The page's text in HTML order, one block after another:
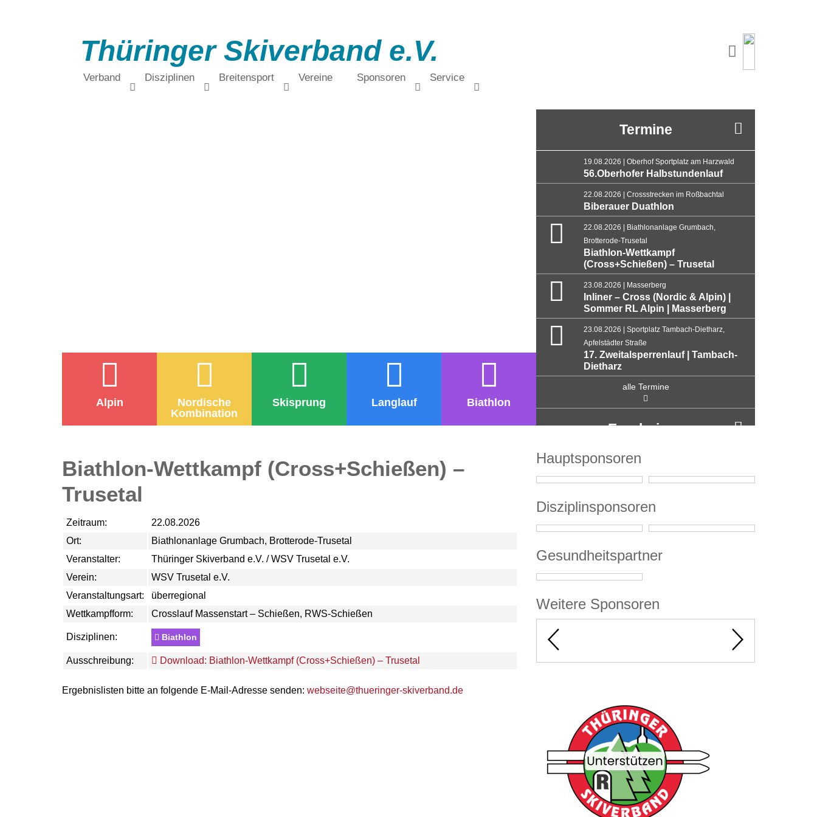
Thüringer Skiverband e.V.
Verband Disziplinen Breitensport Vereine Sponsoren Service
Alpin
Nordische
Kombination
Skisprung Langlauf Biathlon
Termine
19.08.2026 | Oberhof Sportplatz am Harzwald
56.Oberhofer Halbstundenlauf
22.08.2026 | Crossstrecken im Roßbachtal
Biberauer Duathlon
22.08.2026 | Biathlonanlage Grumbach,
Brotterode-Trusetal
Biathlon-Wettkampf
(Cross+Schießen) – Trusetal
23.08.2026 | Masserberg
Inliner – Cross (Nordic & Alpin) |
Sommer RL Alpin | Masserberg
23.08.2026 | Sportplatz Tambach-Dietharz,
Apfelstädter Straße
17. Zweitalsperrenlauf | Tambach-
Dietharz
alle Termine
Ergebnisse
Biathlon-Wettkampf (Cross+Schießen) –
Trusetal
Zeitraum:
22.08.2026
Ort:
Biathlonanlage Grumbach, Brotterode-Trusetal
Veranstalter:
Thüringer Skiverband e.V. / WSV Trusetal e.V.
Verein:
WSV Trusetal e.V.
Veranstaltungsart:
überregional
Wettkampfform:
Crosslauf Massenstart – Schießen, RWS-Schießen
Disziplinen: Biathlon
Ausschreibung: Download: Biathlon-Wettkampf (Cross+Schießen) – Trusetal
Ergebnislisten bitte an folgende E-Mail-Adresse senden: webseite@thueringer-skiverband.de
Hauptsponsoren
Disziplinsponsoren
Gesundheitspartner
Weitere Sponsoren